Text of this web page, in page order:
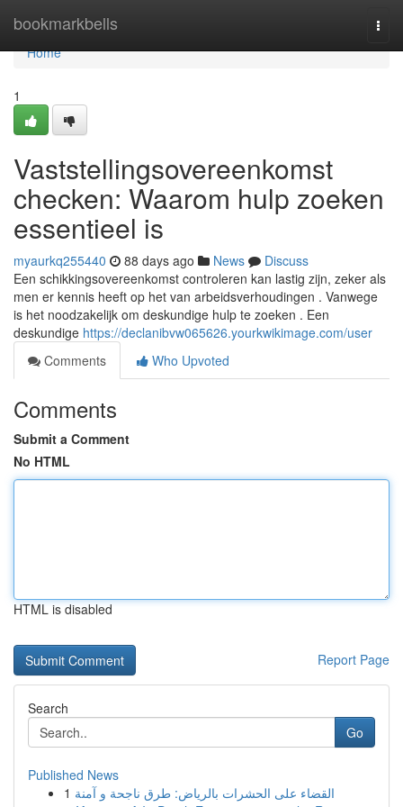
bookmarkbells
Home
Home
1
Vaststellingsovereenkomst
checken: Waarom hulp zoeken
essentieel is
myaurkq255440 88 days ago News
Discuss
Een schikkingsovereenkomst controleren kan lastig zijn, zeker als
men er kennis heeft op het van arbeidsverhoudingen . Vanwege
is het noodzakelijk om deskundige hulp te zoeken . Een
deskundige https://declanibvw065626.yourkwikimage.com/user
Comments
Who Upvoted
Comments
Submit a Comment
No HTML
HTML is disabled
Report Page
Search
Go
Published News
1 القضاء على الحشرات بالرياض: طرق ناجحة و آمنة